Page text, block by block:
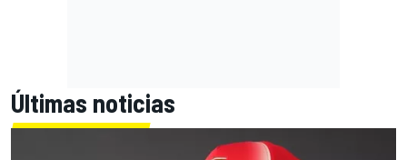
Últimas noticias